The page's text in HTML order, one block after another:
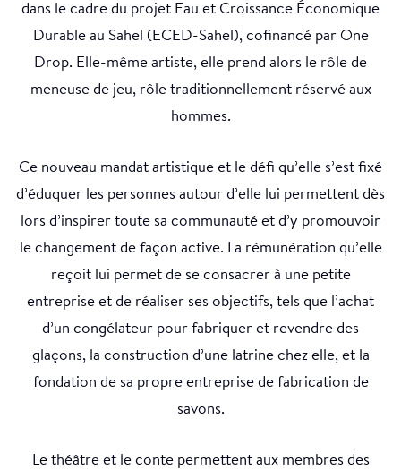
dans le cadre du projet Eau et Croissance Économique
Durable au Sahel (ECED-Sahel), cofinancé par One
Drop. Elle-même artiste, elle prend alors le rôle de
meneuse de jeu, rôle traditionnellement réservé aux
hommes.
Ce nouveau mandat artistique et le défi qu’elle s’est fixé
d’éduquer les personnes autour d’elle lui permettent dès
lors d’inspirer toute sa communauté et d’y promouvoir
le changement de façon active. La rémunération qu’elle
reçoit lui permet de se consacrer à une petite
entreprise et de réaliser ses objectifs, tels que l’achat
d’un congélateur pour fabriquer et revendre des
glaçons, la construction d’une latrine chez elle, et la
fondation de sa propre entreprise de fabrication de
savons.
Le théâtre et le conte permettent aux membres des